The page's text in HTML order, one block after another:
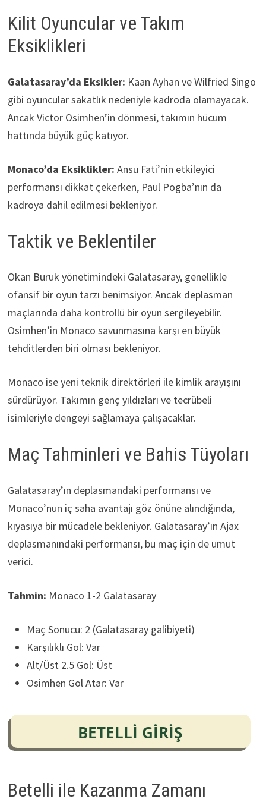
Kilit Oyuncular ve Takım
Eksiklikleri
Galatasaray’da Eksikler: Kaan Ayhan ve Wilfried Singo
gibi oyuncular sakatlık nedeniyle kadroda olamayacak.
Ancak Victor Osimhen’in dönmesi, takımın hücum
hattında büyük güç katıyor.
Monaco’da Eksiklikler: Ansu Fati’nin etkileyici
performansı dikkat çekerken, Paul Pogba’nın da
kadroya dahil edilmesi bekleniyor.
Taktik ve Beklentiler
Okan Buruk yönetimindeki Galatasaray, genellikle
ofansif bir oyun tarzı benimsiyor. Ancak deplasman
maçlarında daha kontrollü bir oyun sergileyebilir.
Osimhen’in Monaco savunmasına karşı en büyük
tehditlerden biri olması bekleniyor.
Monaco ise yeni teknik direktörleri ile kimlik arayışını
sürdürüyor. Takımın genç yıldızları ve tecrübeli
isimleriyle dengeyi sağlamaya çalışacaklar.
Maç Tahminleri ve Bahis Tüyoları
Galatasaray’ın deplasmandaki performansı ve
Monaco’nun iç saha avantajı göz önüne alındığında,
kıyasıya bir mücadele bekleniyor. Galatasaray’ın Ajax
deplasmanındaki performansı, bu maç için de umut
verici.
Tahmin: Monaco 1-2 Galatasaray
Maç Sonucu: 2 (Galatasaray galibiyeti)
Karşılıklı Gol: Var
Alt/Üst 2.5 Gol: Üst
Osimhen Gol Atar: Var
Betelli ile Kazanma Zamanı